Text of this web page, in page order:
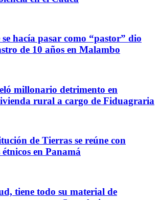
hacía pasar como “pastor” dio
de 10 años en Malambo
millonario detrimento en
rural a cargo de Fiduagraria
de Tierras se reúne con
en Panamá
tiene todo su material de